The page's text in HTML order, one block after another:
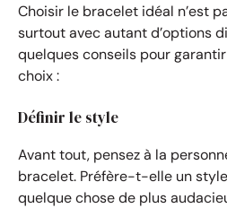
Choisir le bracelet idéal n’est
surtout avec autant d’options
quelques conseils pour
choix :
Définir le style
Avant tout, pensez à la
bracelet. Préfère-t-elle un
quelque chose de plus